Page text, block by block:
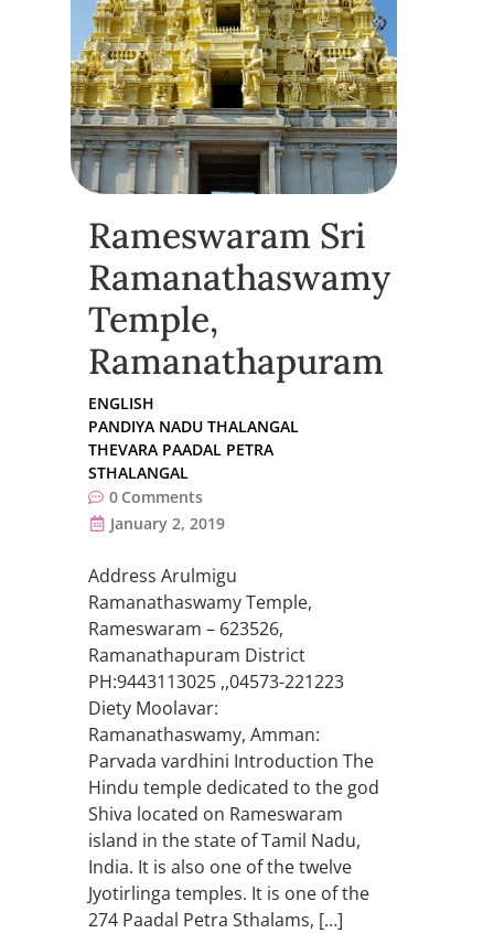
Rameswaram Sri
Ramanathaswamy
Temple,
Ramanathapuram
ENGLISH
PANDIYA NADU THALANGAL
THEVARA PAADAL PETRA
STHALANGAL
0 Comments
January 2, 2019
Address Arulmigu
Ramanathaswamy Temple,
Rameswaram – 623526,
Ramanathapuram District
PH:9443113025 ,,04573-221223
Diety Moolavar:
Ramanathaswamy, Amman:
Parvada vardhini Introduction The
Hindu temple dedicated to the god
Shiva located on Rameswaram
island in the state of Tamil Nadu,
India. It is also one of the twelve
Jyotirlinga temples. It is one of the
274 Paadal Petra Sthalams, […]